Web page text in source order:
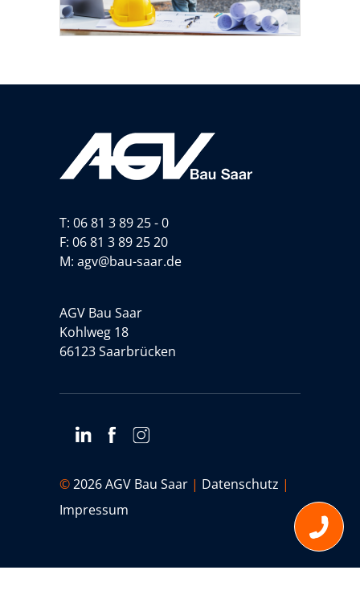
T: 06 81 3 89 25 - 0
F: 06 81 3 89 25 20
M: agv@bau-saar.de
AGV Bau Saar
Kohlweg 18
66123 Saarbrücken
©2026 AGV Bau Saar | Datenschutz |
Impressum